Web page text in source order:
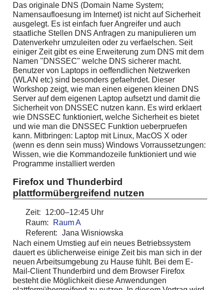
Das originale DNS (Domain Name System;
Namensaufloesung im Internet) ist nicht auf Sicherheit
ausgelegt. Es ist einfach fuer Angreifer und auch
staatliche Stellen DNS Anfragen zu manipulieren um
Datenverkehr umzuleiten oder zu verfaelschen. Seit
einiger Zeit gibt es eine Erweiterung zum DNS mit dem
Namen "DNSSEC" welche DNS sicherer macht.
Benutzer von Laptops in oeffendlichen Netzwerken
(WLAN etc) sind besonders gefaehrdet. Dieser
Workshop zeigt, wie man einen eigenen kleinen DNS
Server auf dem eigenen Laptop aufsetzt und damit die
Sicherheit von DNSSEC nutzen kann. Es wird erklaert
wie DNSSEC funktioniert, welche Sicherheit es bietet
und wie man die DNSSEC Funktion ueberpruefen
kann. Mitbringen: Laptop mit Linux, MacOS X oder
(wenn es denn sein muss) Windows Vorraussetzungen:
Wissen, wie die Kommandozeile funktioniert und wie
Programme installiert werden
Firefox und Thunderbird
plattformübergreifend nutzen
Zeit:
12:00–12:45 Uhr
Raum:
Raum A
Referent: Jana Wisniowska
Nach einem Umstieg auf ein neues Betriebssystem
dauert es üblicherweise einige Zeit bis man sich in der
neuen Arbeitsumgebung zu Hause fühlt. Bei dem E-
Mail-Client Thunderbird und dem Browser Firefox
besteht die Möglichkeit diese Anwendungen